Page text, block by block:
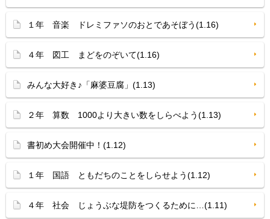
１年 音楽 ドレミファソのおとであそぼう(1.16)
４年 図工 まどをのぞいて(1.16)
みんな大好き♪「麻婆豆腐」(1.13)
２年 算数 1000より大きい数をしらべよう(1.13)
書初め大会開催中！(1.12)
１年 国語 ともだちのことをしらせよう(1.12)
４年 社会 じょうぶな堤防をつくるために…(1.11)